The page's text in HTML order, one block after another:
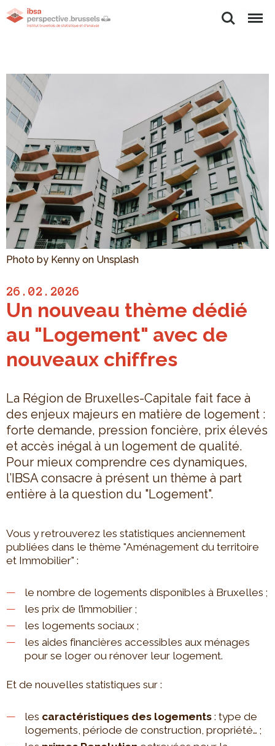
Rechercher
Menu
Photo by Kenny on Unsplash
26.02.2026
Un nouveau thème dédié
au "Logement" avec de
nouveaux chiffres
La Région de Bruxelles-Capitale fait face à
des enjeux majeurs en matière de logement :
forte demande, pression foncière, prix élevés
et accès inégal à un logement de qualité.
Pour mieux comprendre ces dynamiques,
l’IBSA consacre à présent un thème à part
entière à la question du "Logement".
Vous y retrouverez les statistiques anciennement
publiées dans le thème "Aménagement du territoire
et Immobilier" :
le nombre de logements disponibles à Bruxelles ;
les prix de l’immobilier ;
les logements sociaux ;
les aides financières accessibles aux ménages
pour se loger ou rénover leur logement.
Et de nouvelles statistiques sur :
les caractéristiques des logements : type de
logements, période de construction, propriété… ;